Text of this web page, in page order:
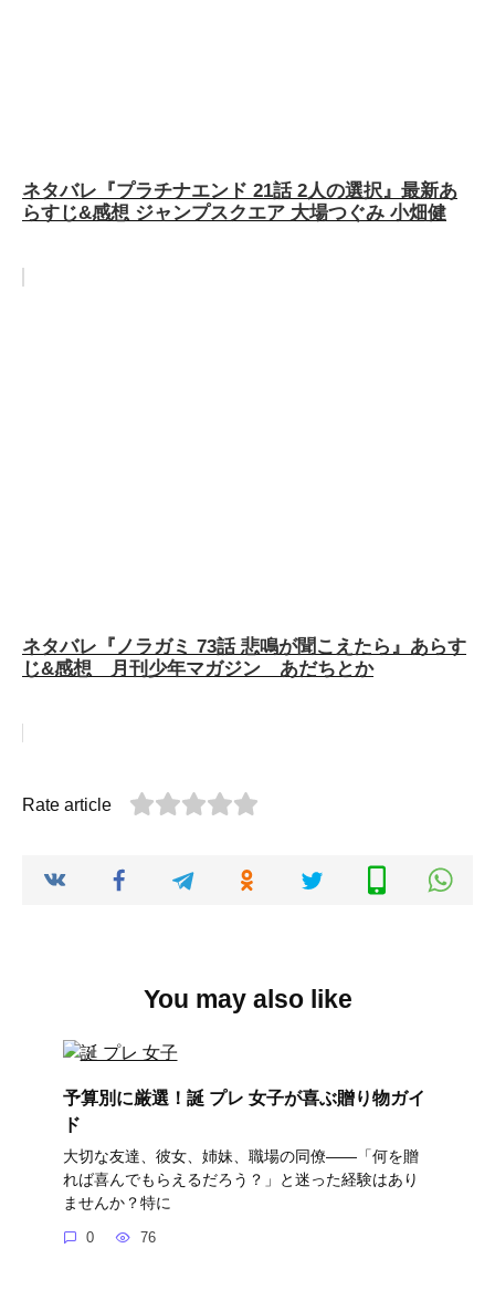
ネタバレ『プラチナエンド 21話 2人の選択』最新あ
らすじ&感想 ジャンプスクエア 大場つぐみ 小畑健
ネタバレ『ノラガミ 73話 悲鳴が聞こえたら』あらす
じ&感想 月刊少年マガジン あだちとか
Rate article
You may also like
予算別に厳選！誕 プレ 女子が喜ぶ贈り物ガイ
ド
大切な友達、彼女、姉妹、職場の同僚――「何を贈
れば喜んでもらえるだろう？」と迷った経験はあり
ませんか？特に
0 76